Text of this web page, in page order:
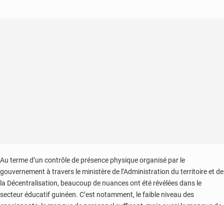
Au terme d’un contrôle de présence physique organisé par le
gouvernement à travers le ministère de l’Administration du territoire et de
la Décentralisation, beaucoup de nuances ont été révélées dans le
secteur éducatif guinéen. C’est notamment, le faible niveau des